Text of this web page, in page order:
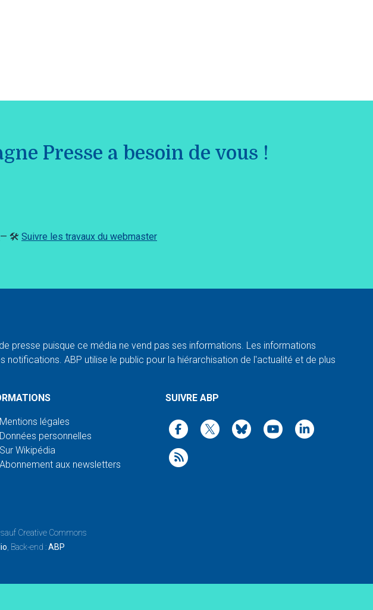
Presse a besoin de vous !
— 🛠️ Suivre les travaux du webmaster
presse puisque ce média ne vend pas ses informations. Les informations
ABP utilise le public pour la hiérarchisation de l'actualité et de plus
Mentions légales
Données personnelles
Sur Wikipédia
Abonnement aux newsletters
SUIVRE ABP
sauf Creative Commons
, Back-end :ABP